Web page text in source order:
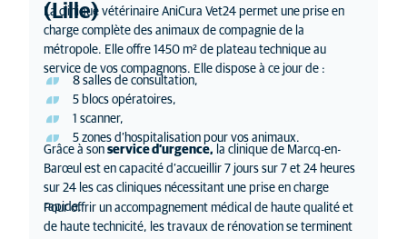
(Lille)
La clinique vétérinaire AniCura Vet24 permet une prise en
charge complète des animaux de compagnie de la
métropole. Elle offre 1450 m² de plateau technique au
service de vos compagnons. Elle dispose à ce jour de :
8 salles de consultation,
5 blocs opératoires,
1 scanner,
5 zones d’hospitalisation pour vos animaux.
Grâce à son service d’urgence, la clinique de Marcq-en-
Barœul est en capacité d’accueillir 7 jours sur 7 et 24 heures
sur 24 les cas cliniques nécessitant une prise en charge
rapide.
Pour offrir un accompagnement médical de haute qualité et
de haute technicité, les travaux de rénovation se terminent